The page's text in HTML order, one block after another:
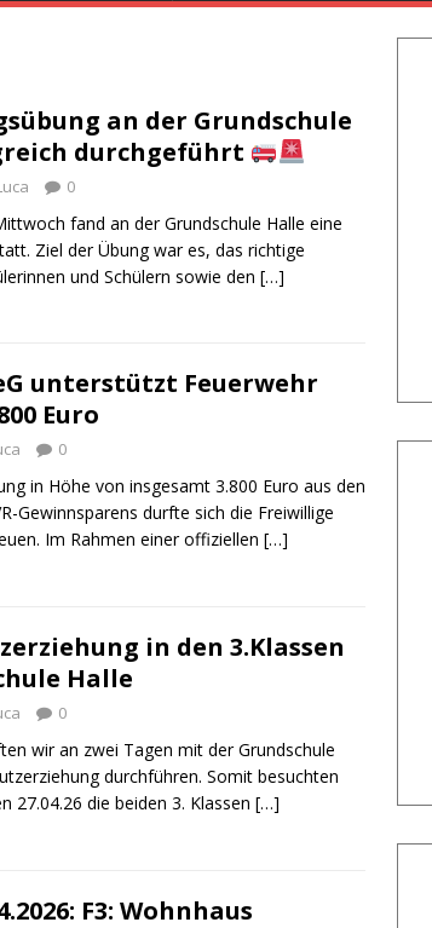
an der Grundschule
durchgeführt
0
fand an der Grundschule Halle eine
Ziel der Übung war es, das richtige
und Schülern sowie den […]
unterstützt Feuerwehr
Euro
0
in Höhe von insgesamt 3.800 Euro aus den
Gewinnsparens durfte sich die Freiwillige
Im Rahmen einer offiziellen […]
in den 3.Klassen
Halle
0
wir an zwei Tagen mit der Grundschule
durchführen. Somit besuchten
27.04.26 die beiden 3. Klassen […]
F3: Wohnhaus